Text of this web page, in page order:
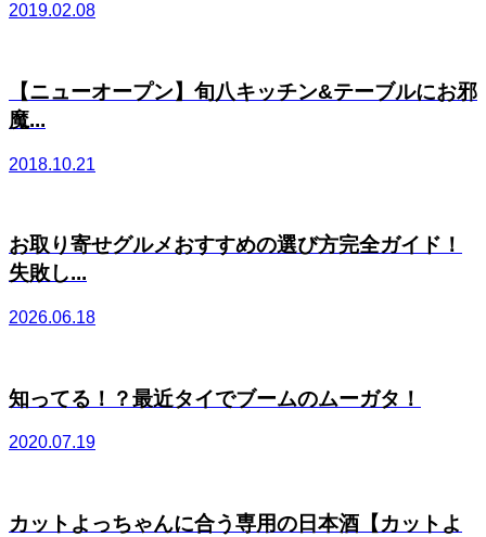
2019.02.08
【ニューオープン】旬八キッチン&テーブルにお邪
魔...
2018.10.21
お取り寄せグルメおすすめの選び方完全ガイド！
失敗し...
2026.06.18
知ってる！？最近タイでブームのムーガタ！
2020.07.19
カットよっちゃんに合う専用の日本酒【カットよ